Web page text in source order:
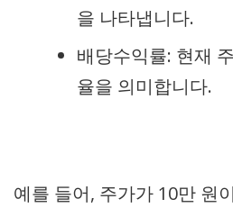
을 나타냅니다.
배당수익률: 현재
율을 의미합니다.
예를 들어, 주가가 10만 원